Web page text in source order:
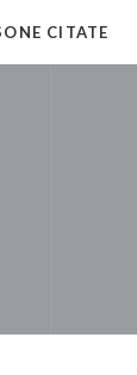
CITATE